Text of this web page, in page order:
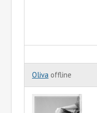
Oliva offline